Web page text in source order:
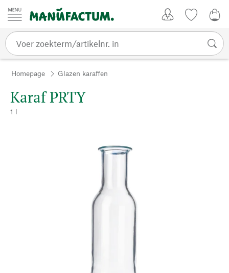
Passer au contenu
Homepage Glazen karaffen
Karaf PRTY
1 l